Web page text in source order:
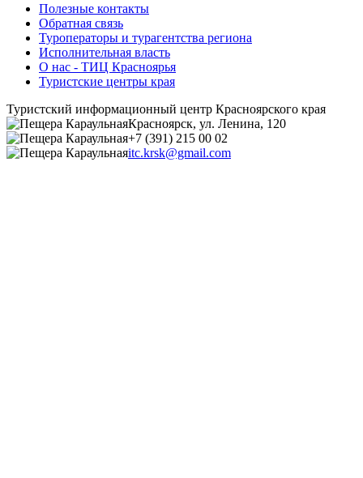
Полезные контакты
Обратная связь
Туроператоры и турагентства региона
Исполнительная власть
О нас - ТИЦ Красноярья
Туристские центры края
Туристский информационный центр Красноярского края
Красноярск, ул. Ленина, 120
+7 (391) 215 00 02
itc.krsk@gmail.com